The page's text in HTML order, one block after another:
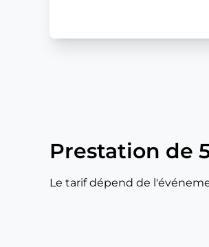
Prestation de
Le tarif dépend de